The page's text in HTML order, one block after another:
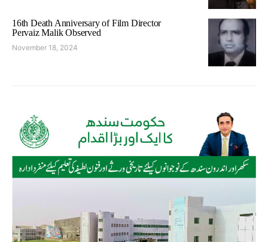
16th Death Anniversary of Film Director
Pervaiz Malik Observed
November 18, 2024